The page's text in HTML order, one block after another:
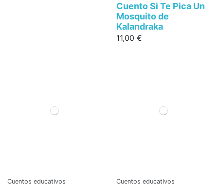
Cuento Si Te Pica Un
Mosquito de
Kalandraka
11,00 €
Cuentos educativos Cuentos educativos